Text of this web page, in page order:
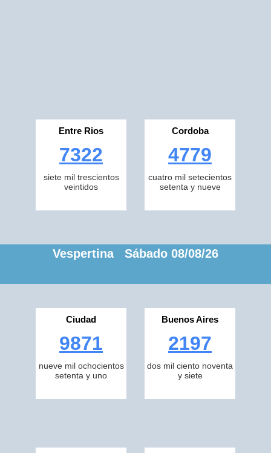
Entre Rios
7322
siete mil trescientos
veintidos
Cordoba
4779
cuatro mil setecientos
setenta y nueve
Vespertina Sábado 08/08/26
Ciudad
9871
nueve mil ochocientos
setenta y uno
Buenos Aires
2197
dos mil ciento noventa
y siete